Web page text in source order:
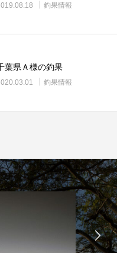
グラ
（第22回）コラム
釣果情報
葉県Ａ様の釣果
釣果情報